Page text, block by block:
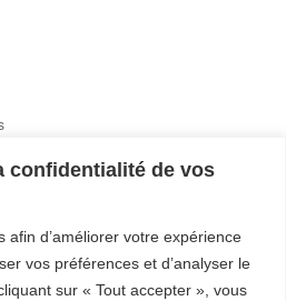
confidentialité de vos
afin d’améliorer votre expérience
vos préférences et d’analyser le
sur « Tout accepter », vous